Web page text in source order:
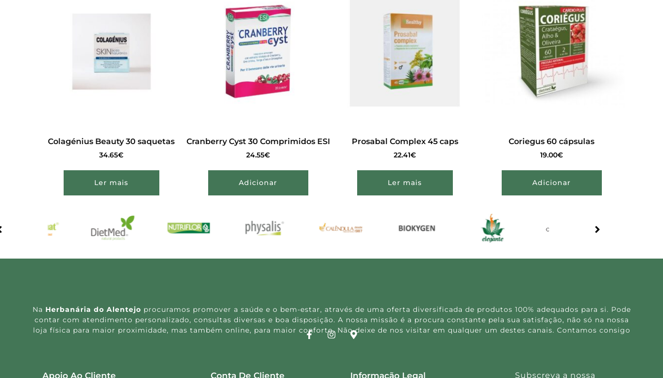
Colagénius Beauty 30 saquetas
34.65€
Ler mais
Cranberry Cyst 30 Comprimidos ESI
24.55€
Adicionar
Prosabal Complex 45 caps
22.41€
Ler mais
Coriegus 60 cápsulas
19.00€
Adicionar
Na Herbanária do Alentejo procuramos promover a saúde e o bem-estar, através de uma oferta diversificada de produtos 100% adequados para si. Pode
contar com atendimento personalizado, consultas diversas e boa disposição. A nossa missão é a procura constante pela sua satisfação, não só na nossa
loja física para maior proximidade, mas também online, para maior conforto. Não deixe de nos visitar em qualquer um destes canais. Contamos consigo
Apoio Ao Cliente Conta De Cliente Informação Legal Subscreva a nossa